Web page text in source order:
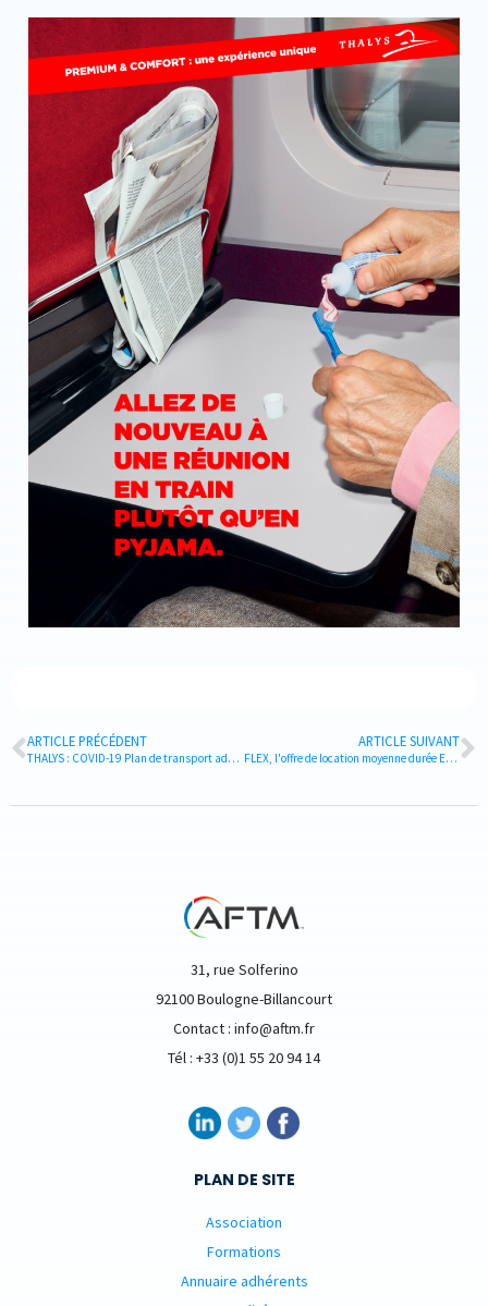
ARTICLE PRÉCÉDENT
THALYS : COVID-19 Plan de transport adapté (07/11 au 12/12/2020)
ARTICLE SUIVANT
FLEX, l'offre de location moyenne durée Europcar
31, rue Solferino
92100 Boulogne-Billancourt
Contact : info@aftm.fr
Tél : +33 (0)1 55 20 94 14
PLAN DE SITE
Association
Formations
Annuaire adhérents